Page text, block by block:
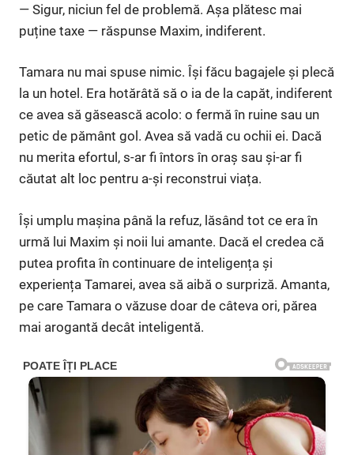
— Sigur, niciun fel de problemă. Așa plătesc mai
puține taxe — răspunse Maxim, indiferent.
Tamara nu mai spuse nimic. Își făcu bagajele și plecă
la un hotel. Era hotărâtă să o ia de la capăt, indiferent
ce avea să găsească acolo: o fermă în ruine sau un
petic de pământ gol. Avea să vadă cu ochii ei. Dacă
nu merita efortul, s-ar fi întors în oraș sau și-ar fi
căutat alt loc pentru a-și reconstrui viața.
Își umplu mașina până la refuz, lăsând tot ce era în
urmă lui Maxim și noii lui amante. Dacă el credea că
putea profita în continuare de inteligența și
experiența Tamarei, avea să aibă o surpriză. Amanta,
pe care Tamara o văzuse doar de câteva ori, părea
mai arogantă decât inteligentă.